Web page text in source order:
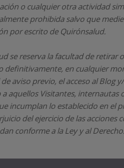
o cualquier otra actividad
prohibida salvo que
por escrito de Quirónsalud.
se reserva la facultad de retirar
definitivamente, en cualquier
aviso previo, el acceso al Blog
a aquellos Visitantes, internautas
incumplan lo establecido en el
del ejercicio de las acciones
conforme a la Ley y al Derecho.